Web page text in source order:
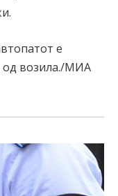
е
од возила./МИА